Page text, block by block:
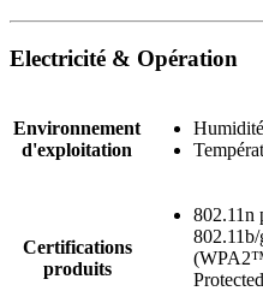
Electricité & Opération
Environnement
d'exploitation
Certifications
produits
802.11n